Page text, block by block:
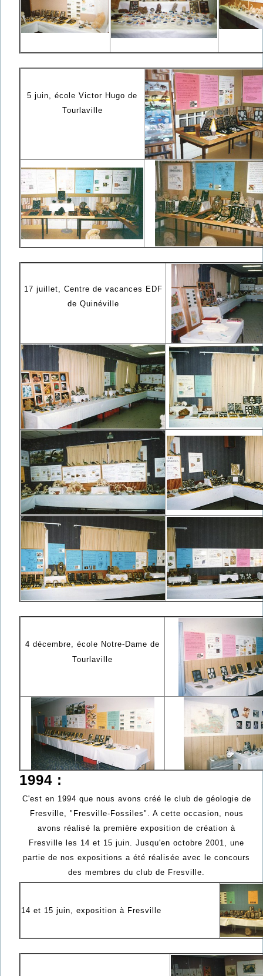
5 juin, école Victor Hugo de
Tourlaville
17 juillet, Centre de vacances EDF
de Quinéville
4 décembre, école Notre-Dame de
Tourlaville
1994 :
C'est en 1994 que nous avons créé le club de géologie de
Fresville, "Fresville-Fossiles". A cette occasion, nous
avons réalisé la première exposition de création à
Fresville les 14 et 15 juin. Jusqu'en octobre 2001, une
partie de nos expositions a été réalisée avec le concours
des membres du club de Fresville.
14 et 15 juin, exposition à Fresville